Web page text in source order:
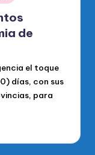
de
el toque
días, con sus
para